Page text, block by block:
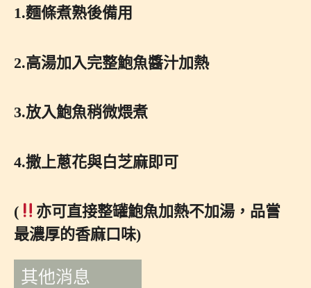
1.麵條煮熟後備用
2.高湯加入完整鮑魚醬汁加熱
3.放入鮑魚稍微煨煮
4.撒上蔥花與白芝麻即可
(
亦可直接整罐鮑魚加熱不加湯，品嘗
最濃厚的香麻口味)
其他消息